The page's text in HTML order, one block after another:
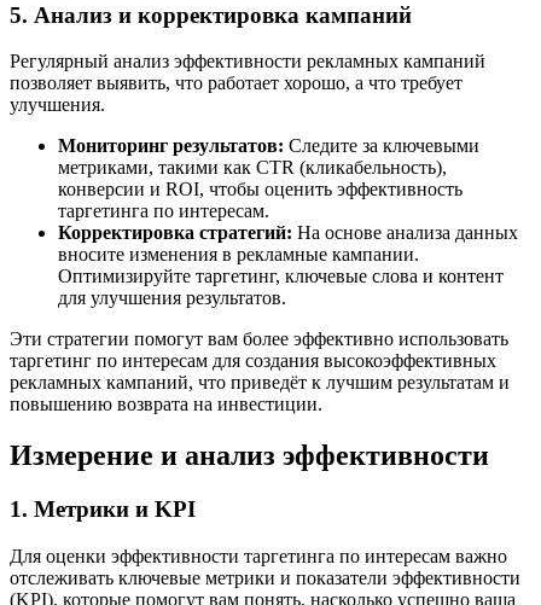
5. Анализ и корректировка кампаний
Регулярный анализ эффективности рекламных кампаний
позволяет выявить, что работает хорошо, а что требует
улучшения.
Мониторинг результатов: Следите за ключевыми
метриками, такими как CTR (кликабельность),
конверсии и ROI, чтобы оценить эффективность
таргетинга по интересам.
Корректировка стратегий: На основе анализа данных
вносите изменения в рекламные кампании.
Оптимизируйте таргетинг, ключевые слова и контент
для улучшения результатов.
Эти стратегии помогут вам более эффективно использовать
таргетинг по интересам для создания высокоэффективных
рекламных кампаний, что приведёт к лучшим результатам и
повышению возврата на инвестиции.
Измерение и анализ эффективности
1. Метрики и KPI
Для оценки эффективности таргетинга по интересам важно
отслеживать ключевые метрики и показатели эффективности
(KPI), которые помогут вам понять, насколько успешно ваша